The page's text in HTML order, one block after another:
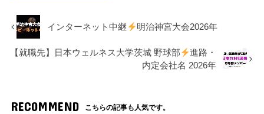
インターネット中継 明治神宮大会2026年
【就職先】日本ウェルネス大学茨城 野球部
進路・
内定会社名 2026年
RECOMMEND こちらの記事も人気です。